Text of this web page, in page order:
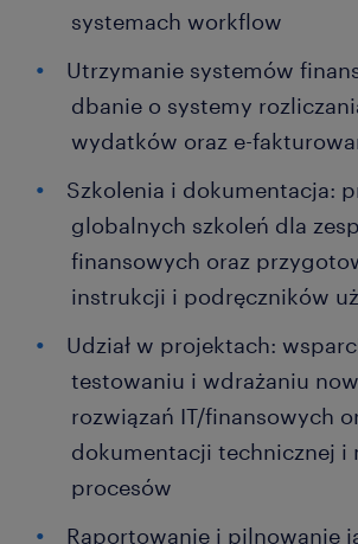
systemach workflow
Utrzymanie systemów
dbanie o systemy
wydatków oraz e-
Szkolenia i dokumentacja:
globalnych szkoleń dla
finansowych oraz
instrukcji i podręczników
Udział w projektach:
testowaniu i wdrażaniu
rozwiązań IT/finansowych
dokumentacji technicznej i
procesów
Raportowanie i pilnowanie